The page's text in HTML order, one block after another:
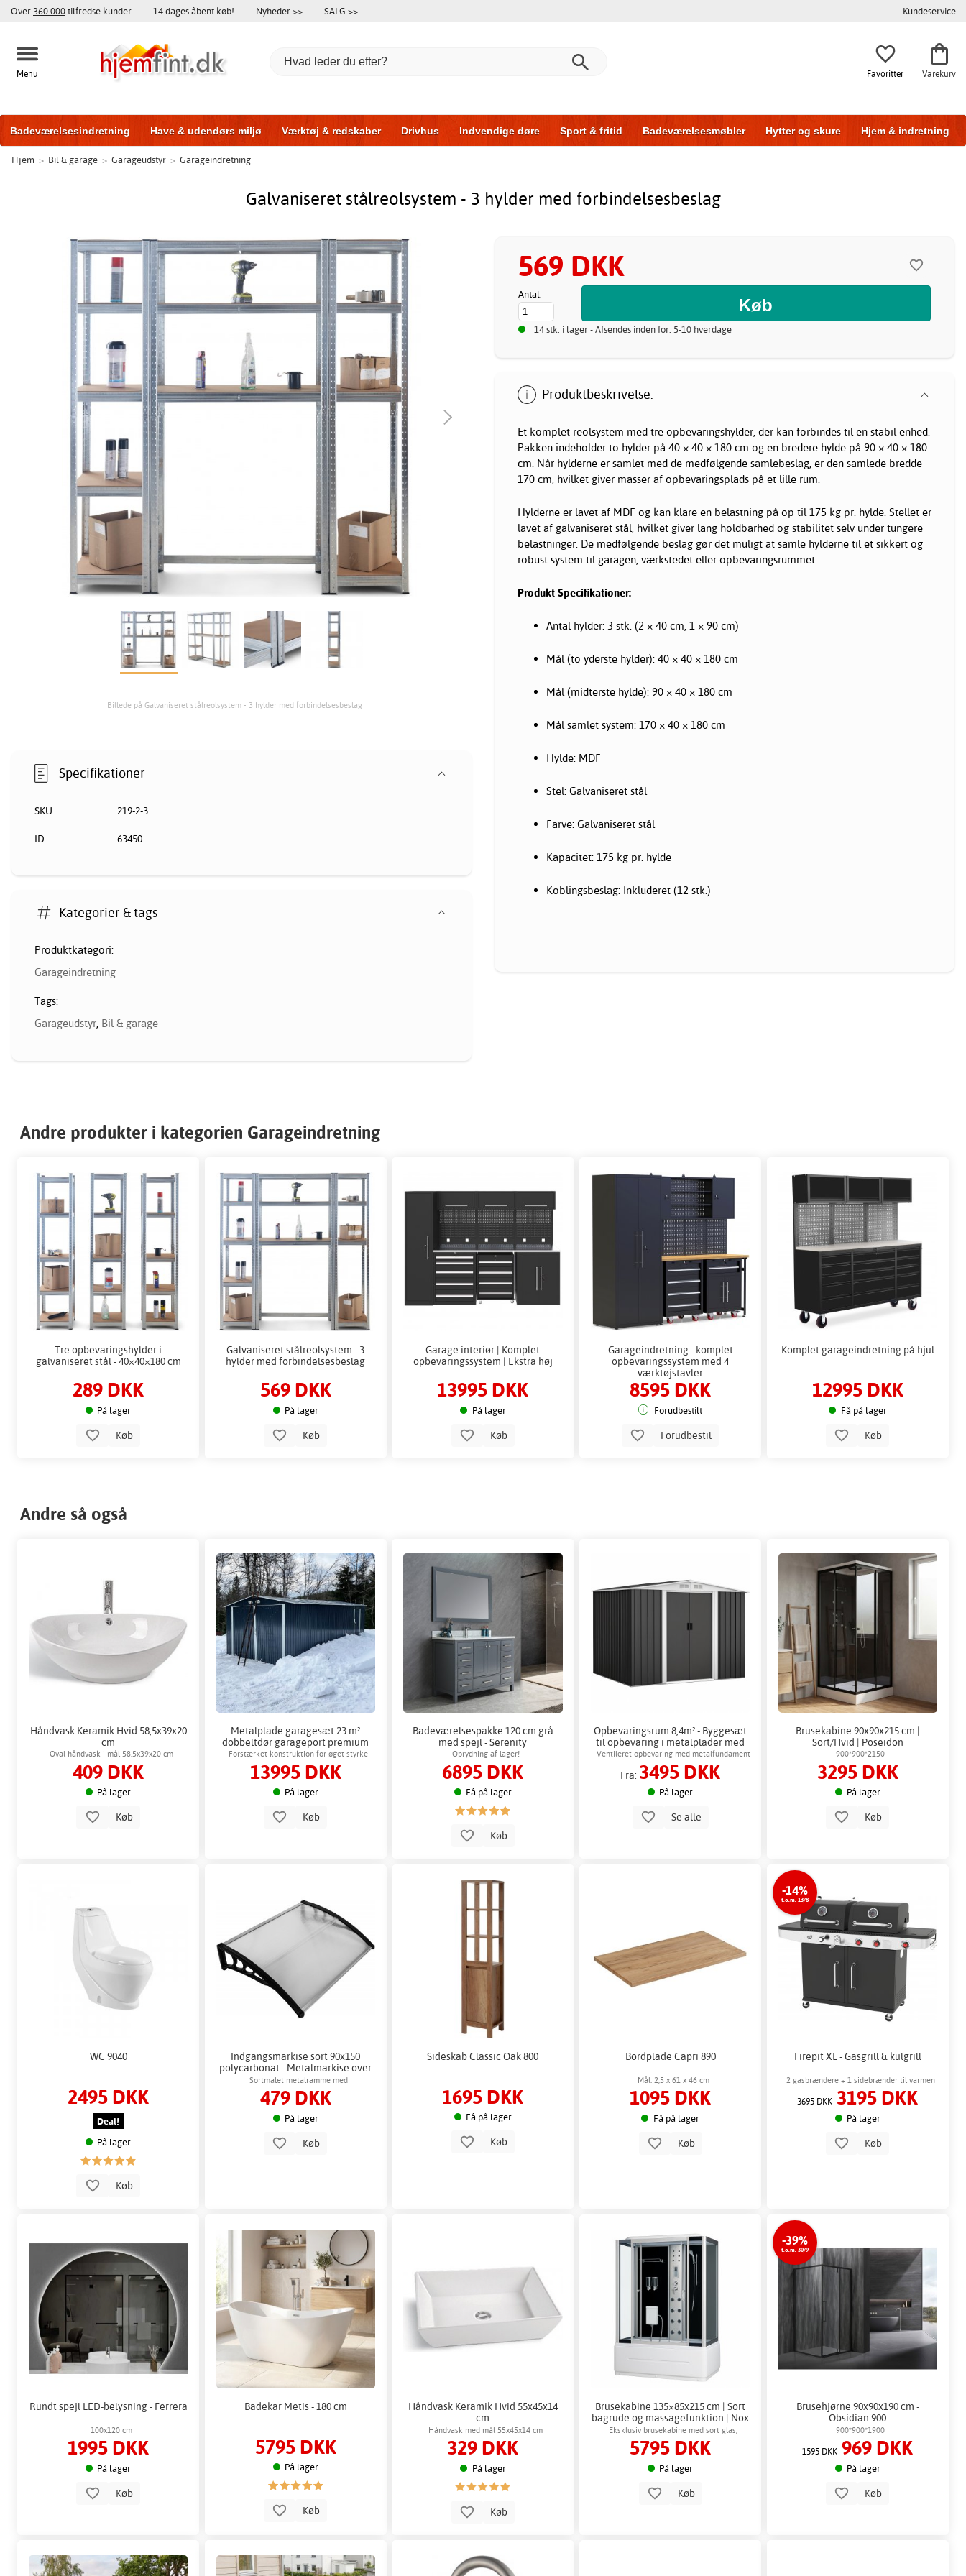
Over 360 000tilfredse kunder 14 dages åbent køb! Nyheder >> SALG >> Kundeservice
Menu Favoritter Varekurv
Badeværelsesindretning Have & udendørs miljø Værktøj & redskaber Drivhus Indvendige døre Sport & fritid Badeværelsesmøbler Hytter og skure Hjem & indretning
Træningsudstyr Yderdøre Vinduer Garageporte
Hjem > Bil & garage > Garageudstyr > Garageindretning
Galvaniseret stålreolsystem - 3 hylder med forbindelsesbeslag
Billede på Galvaniseret stålreolsystem - 3 hylder med forbindelsesbeslag
569 DKK
Antal:
14 stk. i lager - Afsendes inden for: 5-10 hverdage
Produktbeskrivelse:
Et komplet reolsystem med tre opbevaringshylder, der kan forbindes til en stabil enhed.
Pakken indeholder to hylder på 40 × 40 × 180 cm og en bredere hylde på 90 × 40 × 180
cm. Når hylderne er samlet med de medfølgende samlebeslag, er den samlede bredde
170 cm, hvilket giver masser af opbevaringsplads på et lille rum.
Hylderne er lavet af MDF og kan klare en belastning på op til 175 kg pr. hylde. Stellet er
lavet af galvaniseret stål, hvilket giver lang holdbarhed og stabilitet selv under tungere
belastninger. De medfølgende beslag gør det muligt at samle hylderne til et sikkert og
robust system til garagen, værkstedet eller opbevaringsrummet.
Produkt Specifikationer:
Antal hylder: 3 stk. (2 × 40 cm, 1 × 90 cm)
Mål (to yderste hylder): 40 × 40 × 180 cm
Mål (midterste hylde): 90 × 40 × 180 cm
Mål samlet system: 170 × 40 × 180 cm
Hylde: MDF
Stel: Galvaniseret stål
Farve: Galvaniseret stål
Kapacitet: 175 kg pr. hylde
Koblingsbeslag: Inkluderet (12 stk.)
Specifikationer
SKU: 219-2-3
ID: 63450
Kategorier & tags
Produktkategori:
Garageindretning
Tags:
Garageudstyr, Bil & garage
Andre produkter i kategorien Garageindretning
Tre opbevaringshylder i
galvaniseret stål - 40×40×180 cm
289 DKK
På lager
Køb
Galvaniseret stålreolsystem - 3
hylder med forbindelsesbeslag
569 DKK
På lager
Køb
Garage interiør | Komplet
opbevaringssystem | Ekstra høj
13995 DKK
På lager
Køb
Garageindretning - komplet
opbevaringssystem med 4
værktøjstavler
8595 DKK
Forudbestilt
Forudbestil
Komplet garageindretning på hjul
12995 DKK
Få på lager
Køb
Andre så også
Håndvask Keramik Hvid 58,5x39x20
cm
Oval håndvask i mål 58,5x39x20 cm
409 DKK
På lager
Køb
Metalplade garagesæt 23 m²
dobbeltdør garageport premium
Forstærket konstruktion for øget styrke
13995 DKK
På lager
Køb
Badeværelsespakke 120 cm grå
med spejl - Serenity
Oprydning af lager!
6895 DKK
Få på lager
Køb
Opbevaringsrum 8,4m² - Byggesæt
til opbevaring i metalplader med
skydedøre
Ventileret opbevaring med metalfundament
Fra: 3495 DKK
På lager
Se alle
Brusekabine 90x90x215 cm |
Sort/Hvid | Poseidon
900*900*2150
3295 DKK
På lager
Køb
WC 9040
2495 DKK
Deal!
På lager
Køb
Indgangsmarkise sort 90x150
polycarbonat - Metalmarkise over
dør
Sortmalet metalramme med
aluminiumsstøtte
479 DKK
På lager
Køb
Sideskab Classic Oak 800
1695 DKK
Få på lager
Køb
Bordplade Capri 890
Mål: 2,5 x 61 x 46 cm
1095 DKK
Få på lager
Køb
-14%
t.o.m. 13/8
Firepit XL - Gasgrill & kulgrill
2 gasbrændere + 1 sidebrænder til varmen
3695 DKK 3195 DKK
På lager
Køb
Rundt spejl LED-belysning - Ferrera
100x120 cm
1995 DKK
På lager
Køb
Badekar Metis - 180 cm
5795 DKK
På lager
Køb
Håndvask Keramik Hvid 55x45x14
cm
Håndvask med mål 55x45x14 cm
329 DKK
På lager
Køb
Brusekabine 135×85x215 cm | Sort
bagrude og massagefunktion | Nox
Eksklusiv brusekabine med sort glas,
massagedyser og høj brusebund
5795 DKK
På lager
Køb
-39%
t.o.m. 30/9
Brusehjørne 90x90x190 cm -
Obsidian 900
900*900*1900
1595 DKK 969 DKK
På lager
Køb